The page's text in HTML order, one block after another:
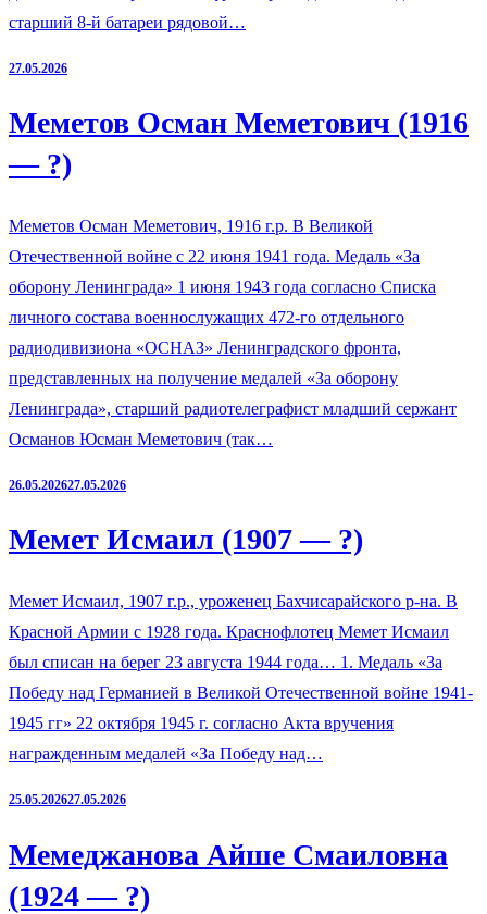
старший 8-й батареи рядовой…
27.05.2026
Меметов Осман Меметович (1916
— ?)
Меметов Осман Меметович, 1916 г.р. В Великой
Отечественной войне с 22 июня 1941 года. Медаль «За
оборону Ленинграда» 1 июня 1943 года согласно Списка
личного состава военнослужащих 472-го отдельного
радиодивизиона «ОСНАЗ» Ленинградского фронта,
представленных на получение медалей «За оборону
Ленинграда», старший радиотелеграфист младший сержант
Османов Юсман Меметович (так…
26.05.202627.05.2026
Мемет Исмаил (1907 — ?)
Мемет Исмаил, 1907 г.р., уроженец Бахчисарайского р-на. В
Красной Армии с 1928 года. Краснофлотец Мемет Исмаил
был списан на берег 23 августа 1944 года… 1. Медаль «За
Победу над Германией в Великой Отечественной войне 1941-
1945 гг» 22 октября 1945 г. согласно Акта вручения
награжденным медалей «За Победу над…
25.05.202627.05.2026
Мемеджанова Айше Смаиловна
(1924 — ?)